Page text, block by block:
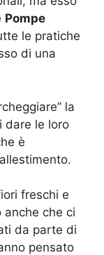
Pompe
le pratiche
di una
la
dare le loro
è
freschi e
anche che ci
da parte di
pensato